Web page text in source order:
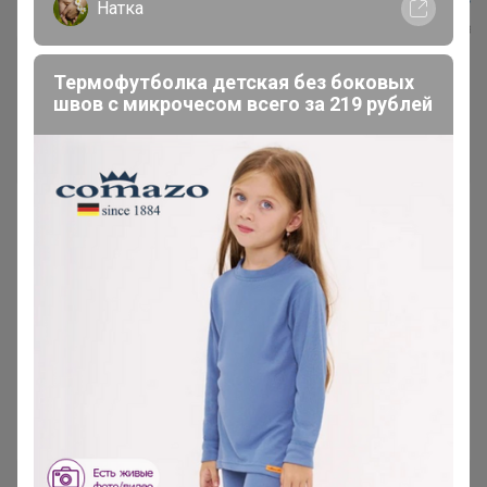
===================================
попадаем в карточку товара, справа внизу выбираем
магазин ИКЕА Новосибирск
и смотрим наличие:
===================================
===================================
Натка
Термофутболка детская без боковых
швов с микрочесом всего за 219 рублей